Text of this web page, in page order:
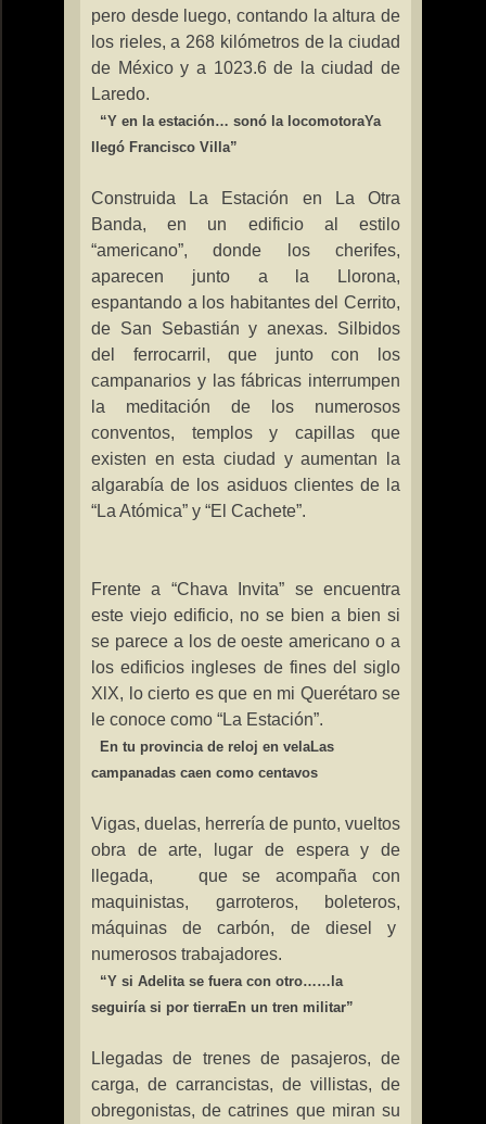
pero desde luego, contando la altura de
los rieles, a 268 kilómetrosde la ciudad
de México y a 1023.6 de la ciudad de
Laredo.
“Y en la estación… sonó la locomotoraYa
llegó Francisco Villa”
Construida La Estación en
La Otra
Banda, en un edificio al estilo
“americano”, donde los cherifes,
aparecen junto a
la Llorona,
espantando a los habitantes del Cerrito,
de San Sebastián y anexas. Silbidos
del ferrocarril, que junto con los
campanarios y las fábricas interrumpen
la meditación de los numerosos
conventos, templos y capillas que
existen en esta ciudad y aumentan la
algarabía de los asiduos clientes de la
“La Atómica” y “El Cachete”.
Frente a “Chava Invita” se encuentra
este viejo edificio, no se bien a bien si
se parece a los de oeste americano o a
los edificios ingleses de fines del siglo
XlX, lo cierto es que en mi Querétaro se
le conoce como “La Estación”.
En tu provincia de reloj en velaLas
campanadas caen como centavos
Vigas, duelas, herrería de punto, vueltos
obra de arte, lugar de espera y de
llegada,
que se acompaña con
maquinistas, garroteros, boleteros,
máquinas de carbón, de diesel y
numerosos trabajadores.
“Y si Adelita se fuera con otro……la
seguiría si por tierraEn un tren militar”
Llegadas de trenes de pasajeros, de
carga, de carrancistas, de villistas, de
obregonistas, de catrines que miran su